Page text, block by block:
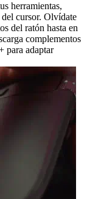
herramientas,
cursor. Olvídate
del ratón hasta en
complementos
para adaptar